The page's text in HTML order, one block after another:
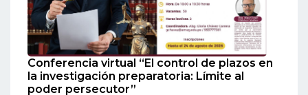
Conferencia virtual “El control de plazos en
la investigación preparatoria: Límite al
poder persecutor”